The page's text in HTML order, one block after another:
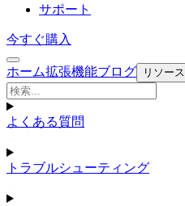
サポート
今すぐ購入
ホーム拡張機能ブログ リソース
よくある質問
トラブルシューティング